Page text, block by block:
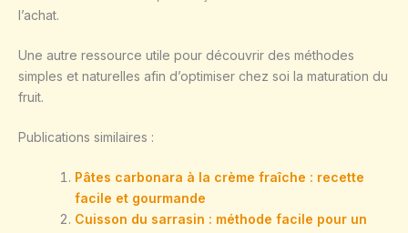
l’achat.
Une autre ressource utile pour découvrir des méthodes
simples et naturelles afin d’optimiser chez soi la maturation du
fruit.
Publications similaires :
Pâtes carbonara à la crème fraîche : recette
facile et gourmande
Cuisson du sarrasin : méthode facile pour un